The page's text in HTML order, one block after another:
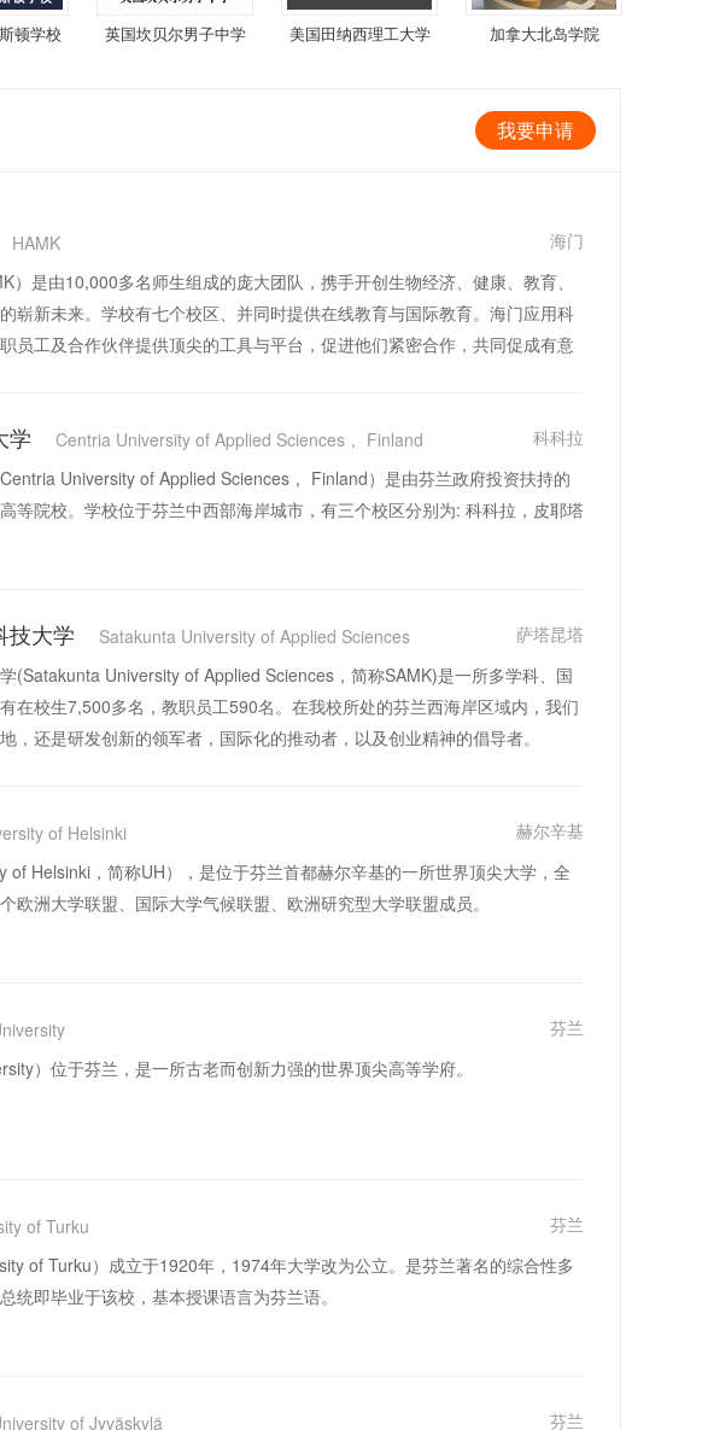
顿学校 英国坎贝尔男子中学 美国田纳西理工大学 加拿大北岛学院
我要申请
HAMK
海门
）是由10,000多名师生组成的庞大团队，携手开创生物经济、健康、教育、
崭新未来。学校有七个校区、并同时提供在线教育与国际教育。海门应用科
员工及合作伙伴提供顶尖的工具与平台，促进他们紧密合作，共同促成有意
学 Centria University of Applied Sciences， Finland
科科拉
University of Applied Sciences， Finland）是由芬兰政府投资扶持的
等院校。学校位于芬兰中西部海岸城市，有三个校区分别为: 科科拉，皮耶塔
技大学 Satakunta University of Applied Sciences
萨塔昆塔
(Satakunta University of Applied Sciences，简称SAMK)是一所多学科、国
在校生7,500多名，教职员工590名。在我校所处的芬兰西海岸区域内，我们
，还是研发创新的领军者，国际化的推动者，以及创业精神的倡导者。
of Helsinki
赫尔辛基
of Helsinki，简称UH），是位于芬兰首都赫尔辛基的一所世界顶尖大学，全
欧洲大学联盟、国际大学气候联盟、欧洲研究型大学联盟成员。
芬兰
）位于芬兰，是一所古老而创新力强的世界顶尖高等学府。
of Turku
芬兰
of Turku）成立于1920年，1974年大学改为公立。是芬兰著名的综合性多
统即毕业于该校，基本授课语言为芬兰语。
of Jyväskylä 芬兰